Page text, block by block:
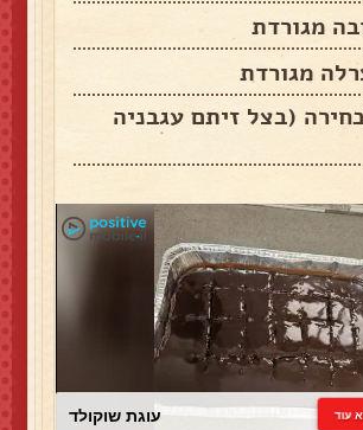
מגורדת
מגורדת
(בצל זיתם עגבניה
עוגת שוקולד עוד